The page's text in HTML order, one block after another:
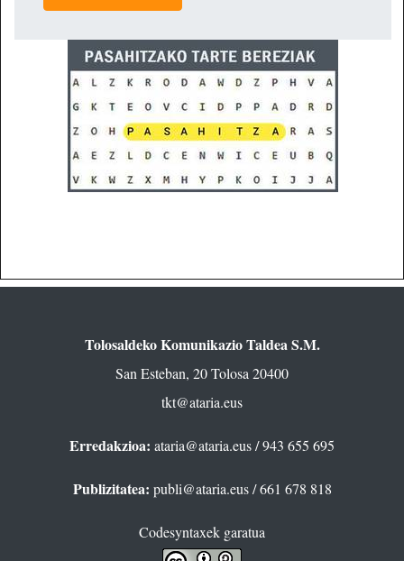
Tolosaldeko Komunikazio Taldea S.M.
San Esteban, 20 Tolosa 20400
tkt@ataria.eus
Erredakzioa: ataria@ataria.eus/ 943 655 695
Publizitatea: publi@ataria.eus/ 661 678 818
Codesyntaxek garatua